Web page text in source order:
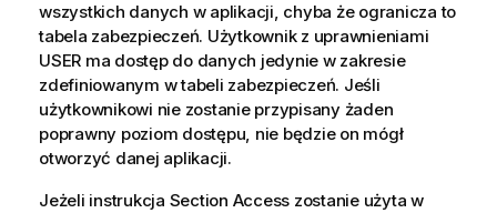
wszystkich danych w aplikacji, chyba że ogranicza to
tabela zabezpieczeń. Użytkownik z uprawnieniami
USER ma dostęp do danych jedynie w zakresie
zdefiniowanym w tabeli zabezpieczeń. Jeśli
użytkownikowi nie zostanie przypisany żaden
poprawny poziom dostępu, nie będzie on mógł
otworzyć danej aplikacji.
Jeżeli instrukcja Section Access zostanie użyta w